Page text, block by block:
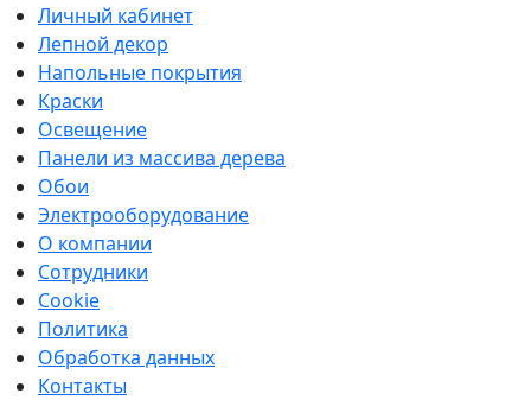
Личный кабинет
Лепной декор
Напольные покрытия
Краски
Освещение
Панели из массива дерева
Обои
Электрооборудование
О компании
Сотрудники
Cookie
Политика
Обработка данных
Контакты